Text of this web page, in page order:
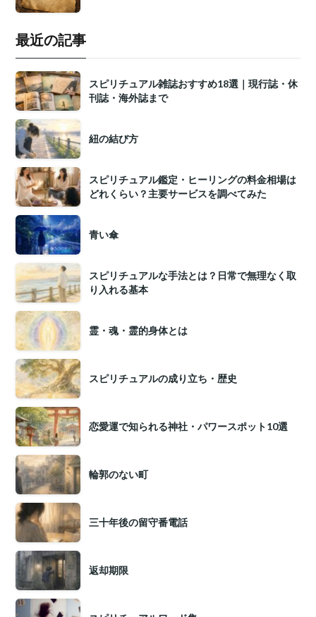
最近の記事
スピリチュアル雑誌おすすめ18選｜現行誌・休
刊誌・海外誌まで
紐の結び方
スピリチュアル鑑定・ヒーリングの料金相場は
どれくらい？主要サービスを調べてみた
青い傘
スピリチュアルな手法とは？日常で無理なく取
り入れる基本
霊・魂・霊的身体とは
スピリチュアルの成り立ち・歴史
恋愛運で知られる神社・パワースポット10選
輪郭のない町
三十年後の留守番電話
返却期限